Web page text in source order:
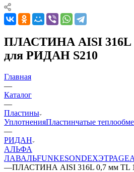
ПЛАСТИНА AISI 316L
для РИДАН S210
Главная
—
Каталог
—
Пластины
УплотненияПластинчатые
—
РИДАН
АЛЬФА
ЛАВАЛЬFUNKESONDEXЭТРАGEA
—ПЛАСТИНА AISI 316L 0,7 мм TL